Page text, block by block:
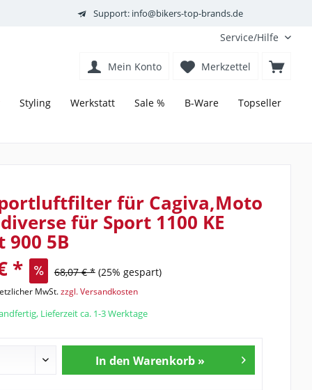
Support: info@bikers-top-brands.de
Service/Hilfe
Merkzettel
Mein Konto
Styling Werkstatt Sale % B-Ware Topseller
für Cagiva,Moto
für Sport 1100 KE
900 5B
* 68,07 € * (25% gespart)
MwSt.zzgl. Versandkosten
Lieferzeit ca. 1-3 Werktage
In den Warenkorb »